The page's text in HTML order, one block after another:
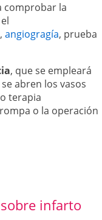
comprobar la
,angiogragía, prueba
, que se empleará
abren los vasos
terapia
o la operación
infarto